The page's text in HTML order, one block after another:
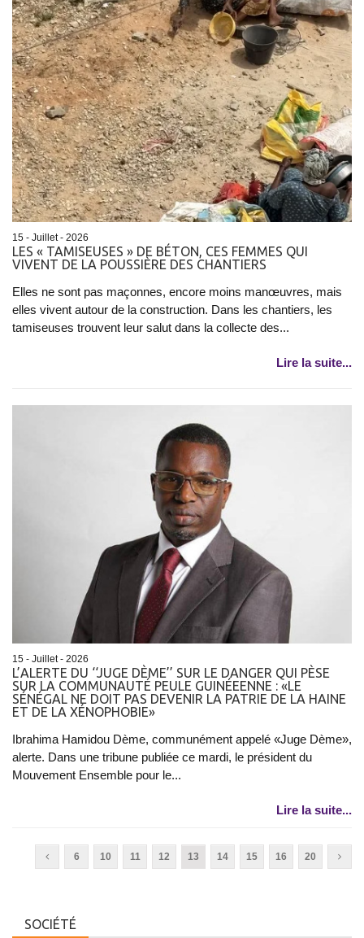
15 - Juillet - 2026
LES « TAMISEUSES » DE BÉTON, CES FEMMES QUI
VIVENT DE LA POUSSIÈRE DES CHANTIERS
Elles ne sont pas maçonnes, encore moins manœuvres, mais
elles vivent autour de la construction. Dans les chantiers, les
tamiseuses trouvent leur salut dans la collecte des...
Lire la suite...
15 - Juillet - 2026
L’ALERTE DU ‘‘JUGE DÈME’’ SUR LE DANGER QUI PÈSE
SUR LA COMMUNAUTÉ PEULE GUINÉEENNE : «LE
SÉNÉGAL NE DOIT PAS DEVENIR LA PATRIE DE LA HAINE
ET DE LA XÉNOPHOBIE»
Ibrahima Hamidou Dème, communément appelé «Juge Dème»,
alerte. Dans une tribune publiée ce mardi, le président du
Mouvement Ensemble pour le...
Lire la suite...
6 10 11 12 13 14 15 16 20
SOCIÉTÉ